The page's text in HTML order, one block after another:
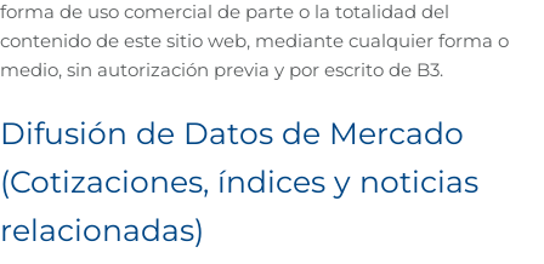
forma de uso comercial de parte o la totalidad del
contenido de este sitio web, mediante cualquier forma o
medio, sin autorización previa y por escrito de B3.
Difusión de Datos de Mercado
(Cotizaciones, índices y noticias
relacionadas)